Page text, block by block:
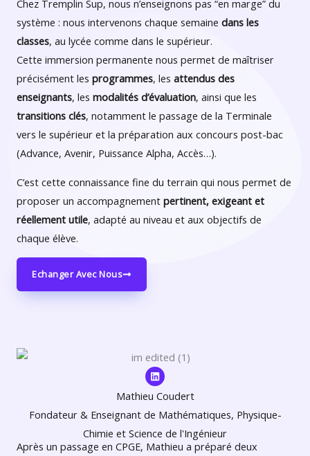
Chez Tremplin Sup, nous n’enseignons pas “en marge” du
système : nous intervenons chaque semaine dans les
classes, au lycée comme dans le supérieur.
Cette immersion permanente nous permet de maîtriser
précisément les programmes, les attendus des
enseignants, les modalités d’évaluation, ainsi que les
transitions clés, notamment le passage de la Terminale
vers le supérieur et la préparation aux concours post-bac
(Advance, Avenir, Puissance Alpha, Accès…).
C’est cette connaissance fine du terrain qui nous permet de
proposer un accompagnement pertinent, exigeant et
réellement utile, adapté au niveau et aux objectifs de
chaque élève.
Echanger Avec Nous
L
i
n
k
e
d
n
Mathieu Coudert
Fondateur & Enseignant de Mathématiques, Physique-
Chimie et Science de l'Ingénieur
Après un passage en CPGE, Mathieu a préparé deux